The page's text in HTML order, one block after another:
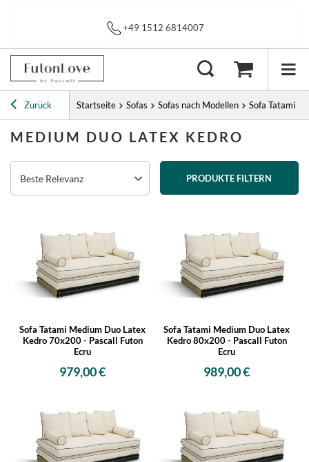
Sofortiger Versand
Zurück Startseite Sofas Sofas nach Modellen Sofa Tatami
MEDIUM DUO LATEX KEDRO
Beste Relevanz PRODUKTE FILTERN
Sofa Tatami Medium Duo Latex
Kedro 70x200 - Pascall Futon
Ecru
979,00 €
Sofa Tatami Medium Duo Latex
Kedro 80x200 - Pascall Futon
Ecru
989,00 €